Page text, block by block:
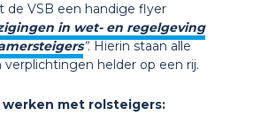
VSB een handige flyer
in wet- en regelgeving
”. Hierin staan alle
verplichtingen helder op een rij.
werken met rolsteigers: